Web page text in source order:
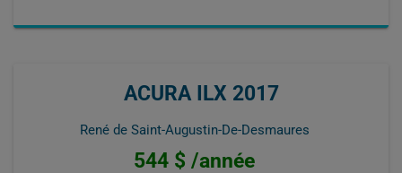
ACURA ILX 2017
René de Saint-Augustin-De-Desmaures
544 $ /année